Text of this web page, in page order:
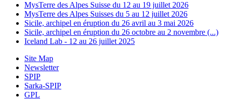
MysTerre des Alpes Suisse du 12 au 19 juillet 2026
MysTerre des Alpes Suisses du 5 au 12 juillet 2026
Sicile, archipel en éruption du 26 avril au 3 mai 2026
Sicile, archipel en éruption du 26 octobre au 2 novembre (...)
Iceland Lab - 12 au 26 juillet 2025
Site Map
Newsletter
SPIP
Sarka-SPIP
GPL